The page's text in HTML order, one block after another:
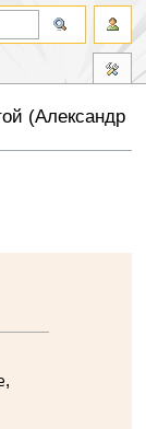
(Александр